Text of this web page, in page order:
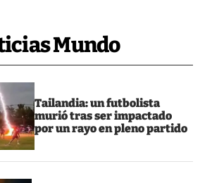
Mundo
Tailandia: un futbolista
murió tras ser impactado
por un rayo en pleno partido